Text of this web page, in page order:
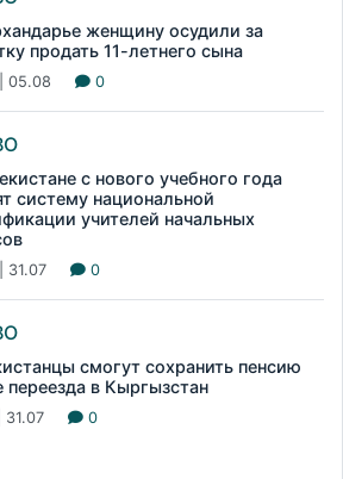
женщину осудили за
продать 11-летнего сына
05.08 0
с нового учебного года
систему национальной
учителей начальных
31.07 0
смогут сохранить пенсию
переезда в Кыргызстан
31.07 0